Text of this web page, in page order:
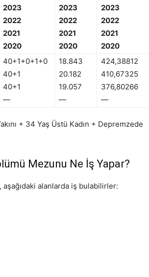
2023
2022
2021
2020
2023
2022
2021
2020
2023
2022
2021
2020
40+1+0+1+0
40+1
40+1
—
18.843
20.182
19.057
—
424,38812
410,67325
376,80266
—
+ 34 Yaş Üstü Kadın + Depremzede
Mezunu Ne İş Yapar?
alanlarda iş bulabilirler: